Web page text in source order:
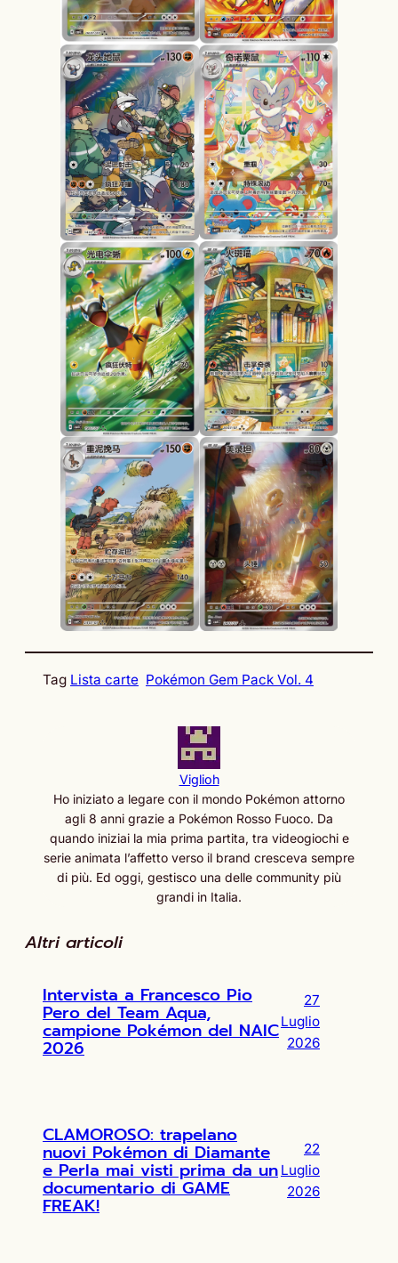
Tag Lista carte Pokémon Gem Pack Vol. 4
Viglioh
Ho iniziato a legare con il mondo Pokémon attorno
agli 8 anni grazie a Pokémon Rosso Fuoco. Da
quando iniziai la mia prima partita, tra videogiochi e
serie animata l’affetto verso il brand cresceva sempre
di più. Ed oggi, gestisco una delle community più
grandi in Italia.
Altri articoli
Intervista a Francesco Pio
Pero del Team Aqua,
campione Pokémon del NAIC
2026
27
Luglio
2026
CLAMOROSO: trapelano
nuovi Pokémon di Diamante
e Perla mai visti prima da un
documentario di GAME
FREAK!
22
Luglio
2026